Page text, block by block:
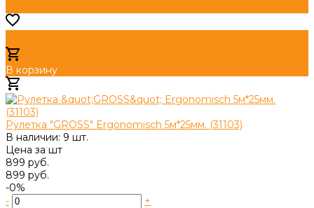
В корзину
Рулетка "GROSS" Ergonomisch 5м*25мм. (31103)
В наличии: 9 шт.
Цена за шт
899 руб.
899 руб.
-0%
-
+